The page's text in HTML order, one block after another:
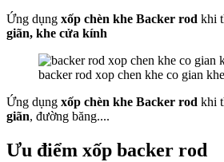
Ứng dụng xốp chèn khe Backer rod khi
giãn, khe cửa kính
backer rod xop chen khe co gian
Ứng dụng xốp chèn khe Backer rod khi
giãn, đường băng....
Ưu điểm xốp backer rod